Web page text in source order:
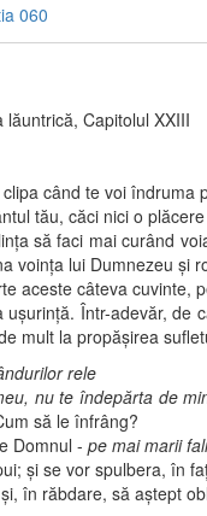
060
Capitolul XXIII
când te voi îndruma
căci nici o plăcere
faci mai curând voia
voinţa lui Dumnezeu şi
câteva cuvinte, pe
Într-adevăr,
mult la propăşirea
rele
nu te îndepărta de
să le înfrâng?
Domnul - pe mai marii
vor spulbera, în faţa
în răbdare, să aştept